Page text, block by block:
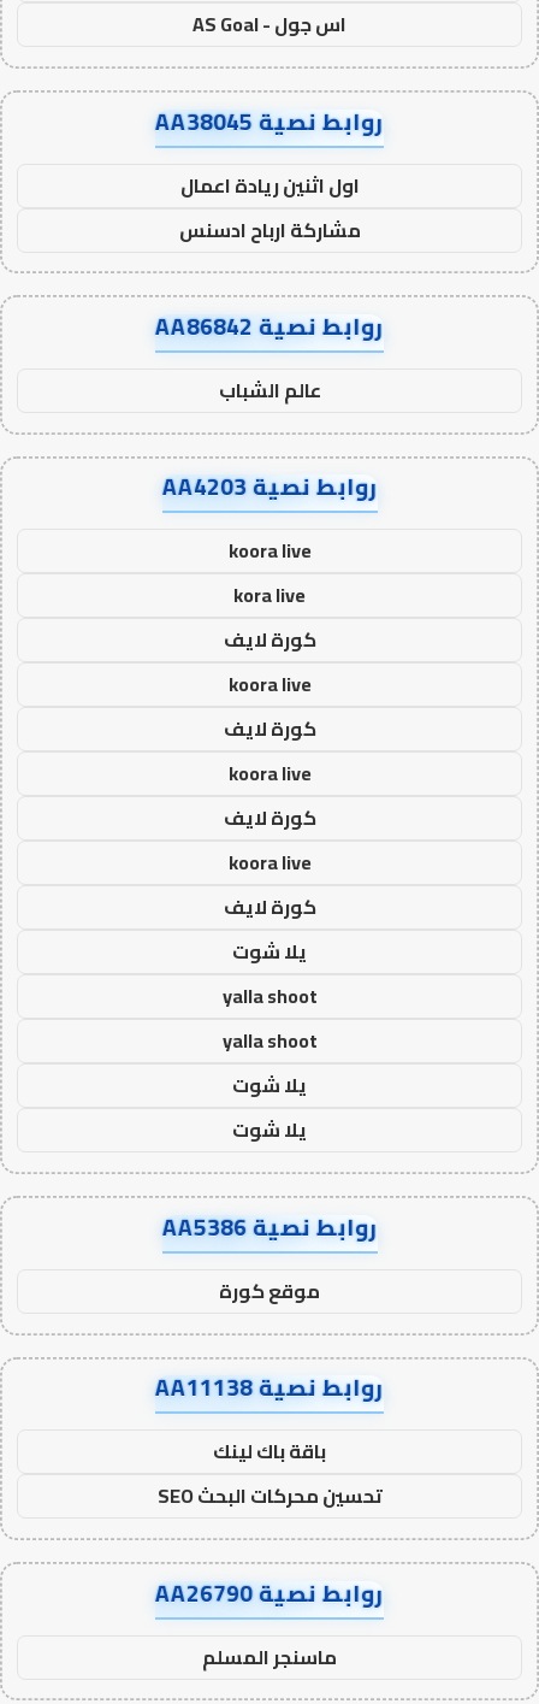
اس جول - AS Goal
روابط نصية AA38045
اول اثنين ريادة اعمال
مشاركة ارباح ادسنس
روابط نصية AA86842
عالم الشباب
روابط نصية AA4203
koora live
kora live
كورة لايف
koora live
كورة لايف
koora live
كورة لايف
koora live
كورة لايف
يلا شوت
yalla shoot
yalla shoot
يلا شوت
يلا شوت
روابط نصية AA5386
موقع كورة
روابط نصية AA11138
باقة باك لينك
تحسين محركات البحث SEO
روابط نصية AA26790
ماسنجر المسلم